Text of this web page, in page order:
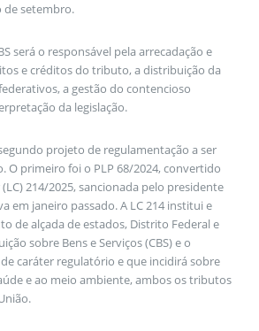
de setembro.
será o responsável pela arrecadação e
e créditos do tributo, a distribuição da
a gestão do contencioso
da legislação.
projeto de regulamentação a ser
O primeiro foi o PLP 68/2024, convertido
214/2025, sancionada pelo presidente
em janeiro passado. A LC 214 institui e
de alçada de estados, Distrito Federal e
sobre Bens e Serviços (CBS) e o
caráter regulatório e que incidirá sobre
e ao meio ambiente, ambos os tributos